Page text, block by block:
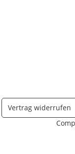
Vertrag widerrufen